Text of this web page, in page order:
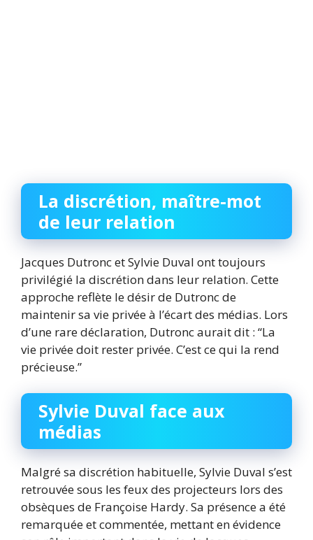
La discrétion, maître-mot
de leur relation
Jacques Dutronc et Sylvie Duval ont toujours
privilégié la discrétion dans leur relation. Cette
approche reflète le désir de Dutronc de
maintenir sa vie privée à l’écart des médias. Lors
d’une rare déclaration, Dutronc aurait dit : “La
vie privée doit rester privée. C’est ce qui la rend
précieuse.”
Sylvie Duval face aux
médias
Malgré sa discrétion habituelle, Sylvie Duval s’est
retrouvée sous les feux des projecteurs lors des
obsèques de Françoise Hardy. Sa présence a été
remarquée et commentée, mettant en évidence